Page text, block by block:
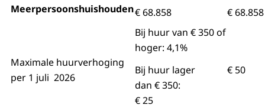
Meerpersoonshuishouden€ 68.858 €
Maximale huurverhoging
per 1 juli 2026
Bij huur van € 350 of
hoger: 4,1%
Bij huur lager
dan € 350:
€ 25
€ 50